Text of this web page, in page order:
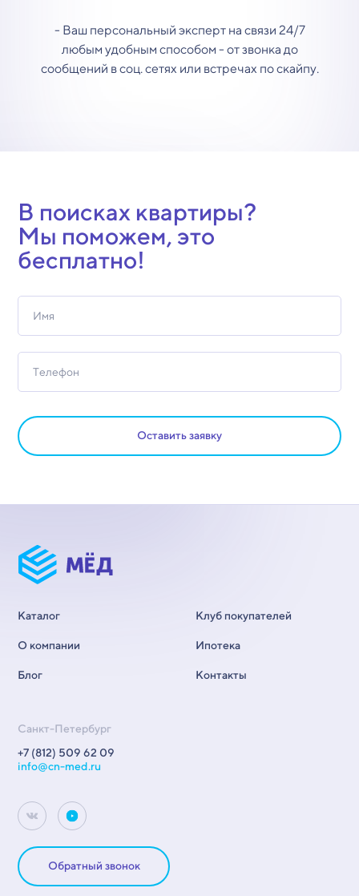
- Ваш персональный эксперт на связи 24/7
любым удобным способом - от звонка до
сообщений в соц. сетях или встречах по скайпу.
В поисках квартиры?
Мы поможем, это
бесплатно!
Оставить заявку
Каталог
О компании
Блог
Клуб покупателей
Ипотека
Контакты
Санкт-Петербург
+7 (812) 509 62 09
info@cn-med.ru
Обратный звонок